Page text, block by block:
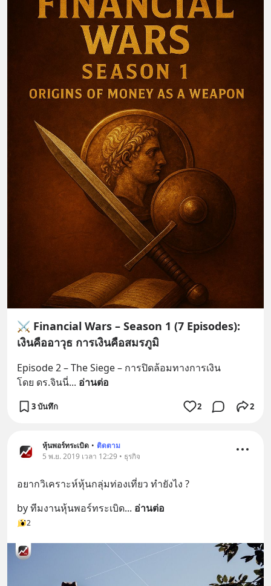
⚔️ Financial Wars – Season 1 (7 Episodes):
เงินคืออาวุธ การเงินคือสมรภูมิ
Episode 2 – The Siege – การปิดล้อมทางการเงิน
โดย ดร.จินนี่... อ่านต่อ
3 บันทึก 2 2
หุ้นพอร์ทระเบิด • ติดตาม
5 พ.ย. 2019 เวลา 12:29 • ธุรกิจ
อยากวิเคราะห์หุ้นกลุ่มท่องเที่ยว ทำยังไง ?
by ทีมงานหุ้นพอร์ทระเบิด... อ่านต่อ
2